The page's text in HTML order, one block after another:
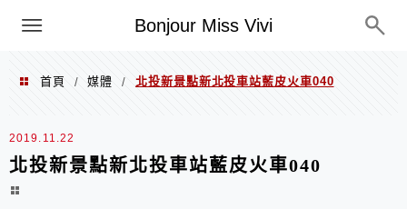
Bonjour Miss Vivi
選單
首頁 / 媒體 / 北投新景點新北投車站藍皮火車040
2019.11.22
北投新景點新北投車站藍皮火車040